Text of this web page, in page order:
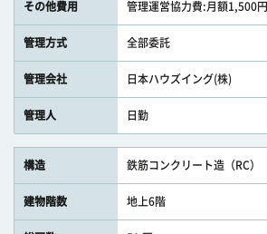
その他費用 管理運営協力費:月額1,500円
管理方式 全部委託
管理会社 日本ハウズイング(株)
管理人 日勤
構造 鉄筋コンクリート造（RC）
建物階数 地上6階